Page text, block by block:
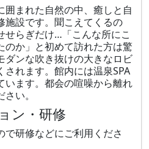
まれた自然の中、癒しと自
施設です。聞こえてくるの
せらぎだけ…「こんな所にこ
のか」と初めて訪れた方は驚
ダンな吹き抜けの大きなロビ
れます。館内には温泉SPA
います。都会の喧噪から離れ
い。
ン・研修
研修などにご利用くださ